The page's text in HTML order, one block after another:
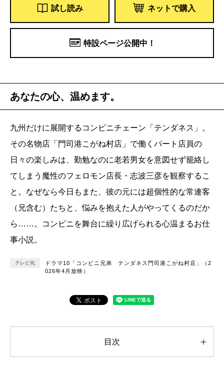
試し読み ネットで購入
特設ページ公開中！
あなたの心、温めます。
九州だけに展開するコンビニチェーン「テンダネス」。
その名物店「門司港こがね村店」で働くパート店員の
日々の楽しみは、勤勉なのに老若男女を意図せず籠絡し
てしまう魔性のフェロモン店長・志波三彦を観察するこ
と。なぜなら今日もまた、彼の元には超個性的な常連客
（兄含む）たちと、悩みを抱えた人がやってくるのだか
ら……。コンビニを舞台に繰り広げられる心温まるお仕
事小説。
テレビ化
ドラマ10「コンビニ兄弟 テンダネス門司港こがね村店」（2
026年4月放映）
目次